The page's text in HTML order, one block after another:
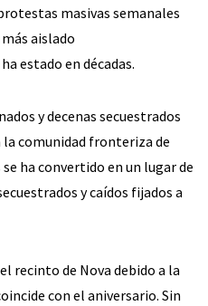
masivas semanales
aislado
estado en décadas.
y decenas secuestrados
la comunidad fronteriza de
ha convertido en un lugar de
y caídos fijados a
recinto de Nova debido a la
con el aniversario. Sin